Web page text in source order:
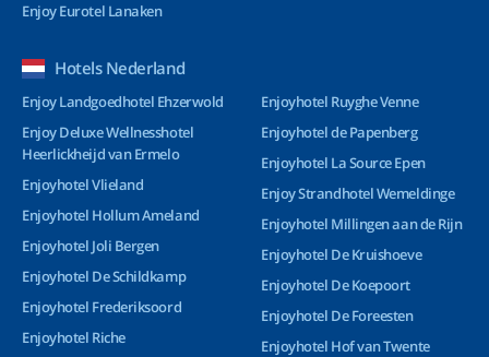
Enjoy Eurotel Lanaken
Hotels Nederland
Enjoy Landgoedhotel Ehzerwold
Enjoy Deluxe Wellnesshotel
Heerlickheijd van Ermelo
Enjoyhotel Vlieland
Enjoyhotel Hollum Ameland
Enjoyhotel Joli Bergen
Enjoyhotel De Schildkamp
Enjoyhotel Frederiksoord
Enjoyhotel Riche
Enjoyhotel Ruyghe Venne
Enjoyhotel de Papenberg
Enjoyhotel La Source Epen
Enjoy Strandhotel Wemeldinge
Enjoyhotel Millingen aan de Rijn
Enjoyhotel De Kruishoeve
Enjoyhotel De Koepoort
Enjoyhotel De Foreesten
Enjoyhotel Hof van Twente